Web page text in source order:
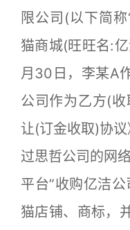
限公司(以下简
猫商城(旺旺名:
月30日，李某A
公司作为乙方(
让(订金收取)协
过思哲公司的网
平台”收购亿洁
猫店铺、商标，